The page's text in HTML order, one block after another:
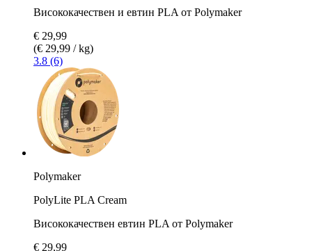
Висококачествен и евтин PLA от Polymaker
€ 29,99
(€ 29,99 / kg)
3.8 (6)
Polymaker
PolyLite PLA Cream
Висококачествен евтин PLA от Polymaker
€ 29,99